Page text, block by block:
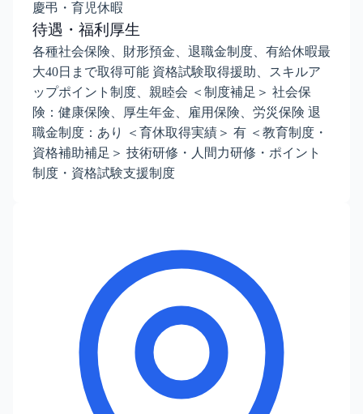
慶弔・育児休暇
待遇・福利厚生
各種社会保険、財形預金、退職金制度、有給休暇最
大40日まで取得可能 資格試験取得援助、スキルア
ップポイント制度、親睦会 ＜制度補足＞ 社会保
険：健康保険、厚生年金、雇用保険、労災保険 退
職金制度：あり ＜育休取得実績＞ 有 ＜教育制度・
資格補助補足＞ 技術研修・人間力研修・ポイント
制度・資格試験支援制度